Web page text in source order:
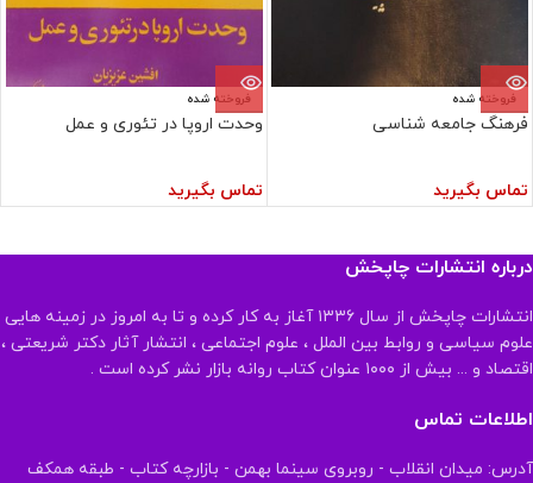
فروخته شده
فرهنگ جامعه شناسی
تماس بگیرید
فروخته شده
وحدت اروپا در تئوری و عمل
تماس بگیرید
درباره انتشارات چاپخش
انتشارات چاپخش از سال ۱۳۳۶ آغاز به کار کرده و تا به امروز در زمینه هایی
علوم سیاسی و روابط بین الملل ، علوم اجتماعی ، انتشار آثار دکتر شریعتی ،
اقتصاد و ... بیش از ۱۰۰۰ عنوان کتاب روانه بازار نشر کرده است .
اطلاعات تماس
آدرس: میدان انقلاب - روبروی سینما بهمن - بازارچه کتاب - طبقه همکف